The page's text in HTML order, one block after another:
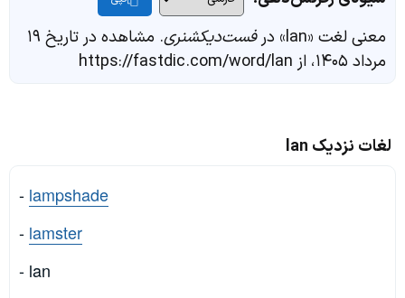
معنی لغت «lan» در فست‌دیکشنری
. مشاهده در تاریخ ۱۹
مرداد ۱۴۰۵، از https://fastdic.com/word/lan
لغات نزدیک lan
- lampshade
- lamster
- lan